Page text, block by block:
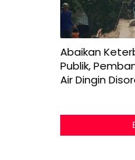
Abaikan
Publik,
Air Dingin